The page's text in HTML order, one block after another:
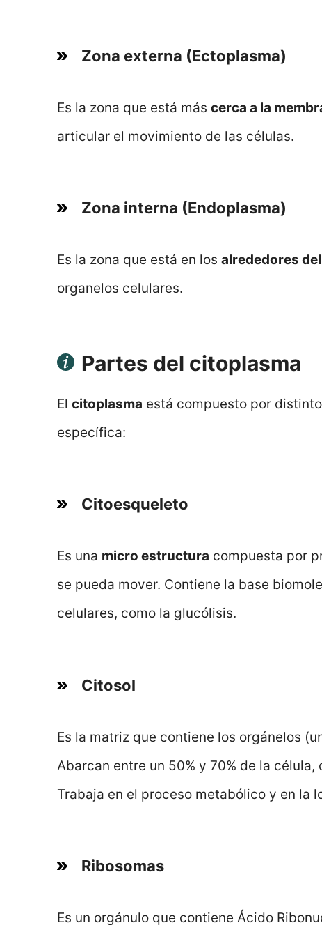
Zona externa (Ectoplasma)
Es la zona que está más cerca a la
articular el movimiento de las células.
Zona interna (Endoplasma)
Es la zona que está en los alrededores
organelos celulares.
Partes del citoplasma
El citoplasma está compuesto por
específica:
Citoesqueleto
Es una micro estructura compuesta por
se pueda mover. Contiene la base
celulares, como la glucólisis.
Citosol
Es la matriz que contiene los orgánelos
Abarcan entre un 50% y 70% de la
Trabaja en el proceso metabólico y en la
Ribosomas
Es un orgánulo que contiene Ácido